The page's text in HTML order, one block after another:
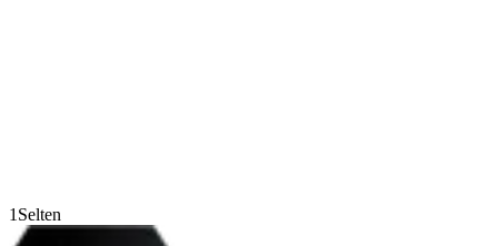
1 Selten